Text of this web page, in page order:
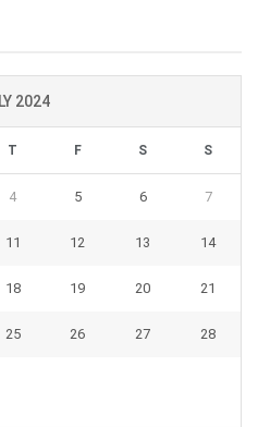
2024
T F S S
4 5 6 7
11 12 13 14
18 19 20 21
25 26 27 28